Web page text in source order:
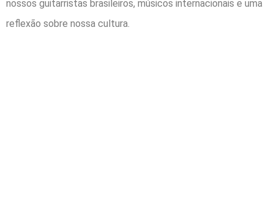
nossos guitarristas brasileiros, músicos internacionais e uma
reflexão sobre nossa cultura.